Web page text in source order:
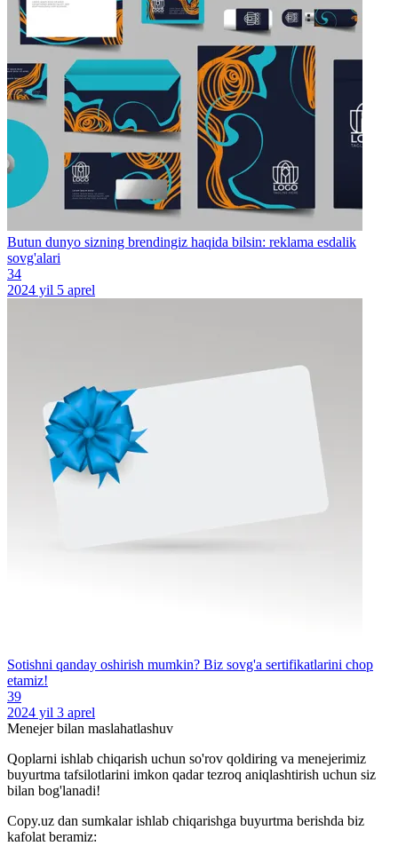
Butun dunyo sizning brendingiz haqida bilsin: reklama esdalik
sovg'alari
34
2024 yil 5 aprel
Sotishni qanday oshirish mumkin? Biz sovg'a sertifikatlarini chop
etamiz!
39
2024 yil 3 aprel
Menejer bilan maslahatlashuv
Qoplarni ishlab chiqarish uchun so'rov qoldiring va menejerimiz
buyurtma tafsilotlarini imkon qadar tezroq aniqlashtirish uchun siz
bilan bog'lanadi!
Copy.uz dan sumkalar ishlab chiqarishga buyurtma berishda biz
kafolat beramiz: